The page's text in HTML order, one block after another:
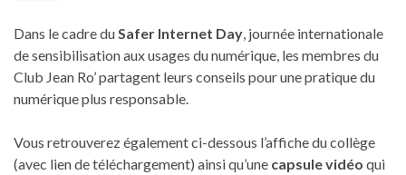
Dans le cadre du Safer Internet Day , journée internationale
de sensibilisation aux usages du numérique, les membres du
Club Jean Ro’ partagent leurs conseils pour une pratique du
numérique plus responsable.
Vous retrouverez également ci-dessous l’affiche du collège
(avec lien de téléchargement) ainsi qu’une capsule vidéo qui